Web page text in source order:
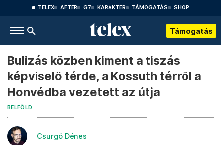
TELEX AFTER G7 KARAKTER TÁMOGATÁS SHOP
Támogatás
Bulizás közben kiment a tiszás
képviselő térde, a Kossuth térről a
Honvédba vezetett az útja
BELFÖLD
Csurgó Dénes